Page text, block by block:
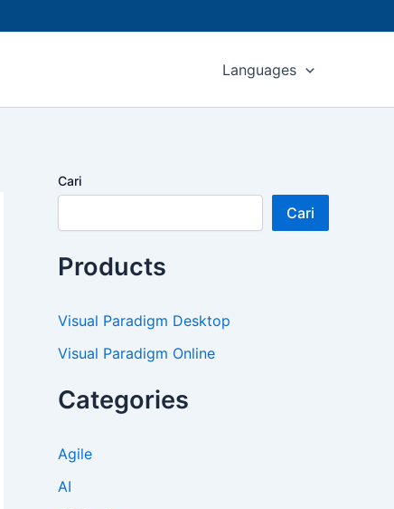
Languages
Cari
Cari
Products
Visual Paradigm Desktop
Visual Paradigm Online
Categories
Agile
AI